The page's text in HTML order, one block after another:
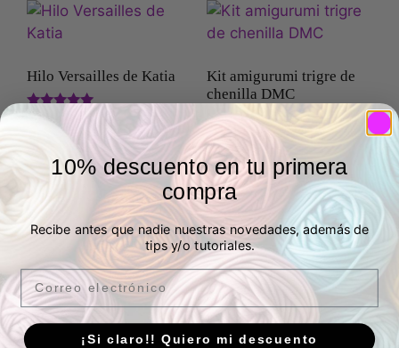
Hilo Versailles de Katia
Valorado
3,95€ IVA Incluído
en stock
Seleccionar
opciones
Kit amigurumi trigre de
chenilla DMC
14,90 € IVA Incluído
2 en stock
Añadir al carrito
10% descuento en tu primera
compra
Recibe antes que nadie nuestras novedades, además de
tips y/o tutoriales.
Email
¡Si claro!! Quiero mi descuento